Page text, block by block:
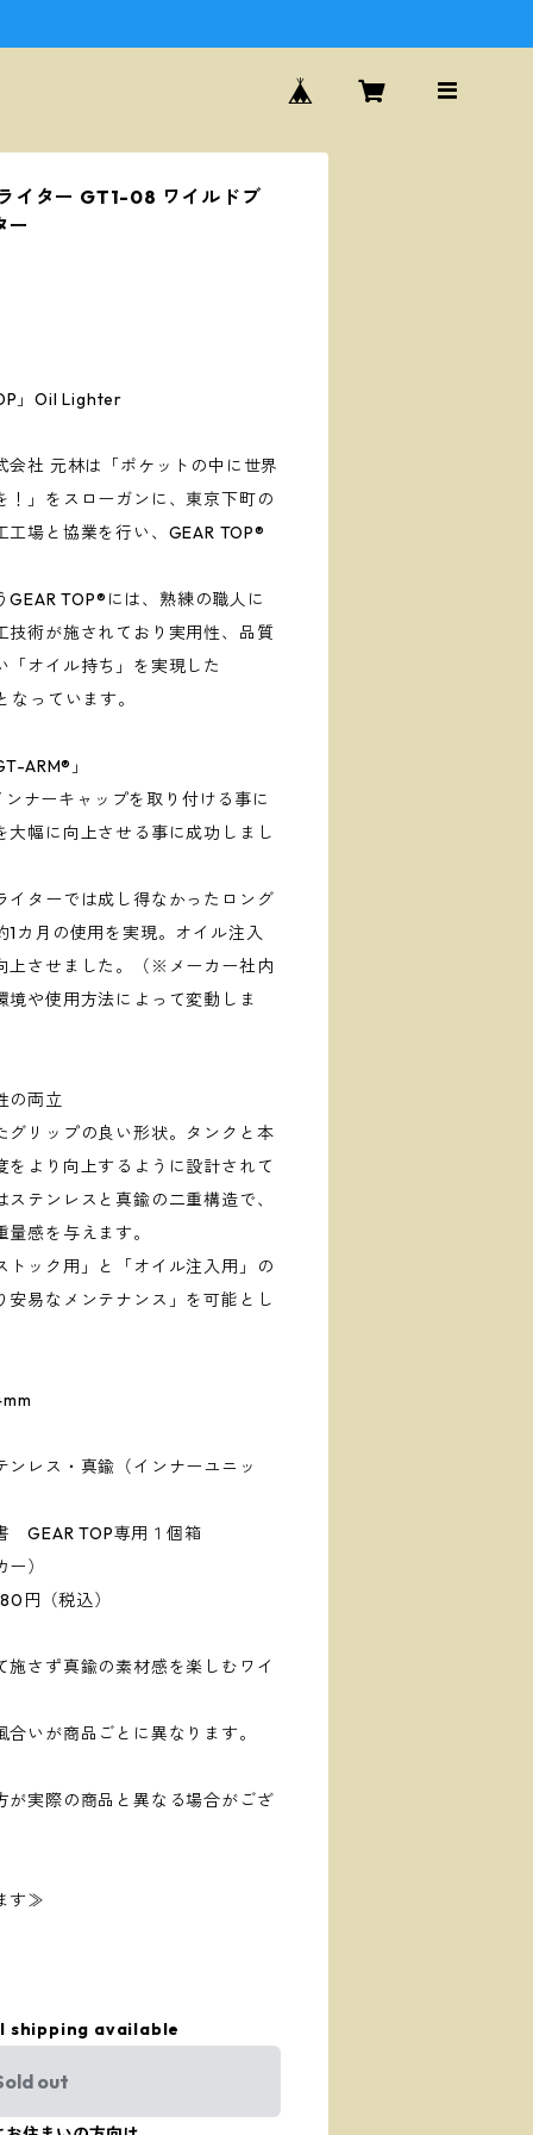
イター GT1-08 ワイルドブ
ー
」Oil Lighter
社 元林は「ポケットの中に世界
！」をスローガンに、東京下町の
場と協業を行い、GEAR TOP®
TOP®には、熟練の職人に
技術が施されており実用性、品質
オイル持ち」を実現した
っています。
ARM®」
ナーキャップを取り付ける事に
幅に向上させる事に成功しまし
イターでは成し得なかったロング
カ月の使用を実現。オイル注入
上させました。（※メーカー社内
や使用方法によって変動しま
の両立
グリップの良い形状。タンクと本
より向上するように設計されて
テンレスと真鍮の二重構造で、
感を与えます。
トック用」と「オイル注入用」の
易なメンテナンス」を可能とし
レス・真鍮（インナーユニッ
GEAR TOP専用１個箱
）
円（税込）
さず真鍮の素材感を楽しむワイ
いが商品ごとに異なります。
実際の商品と異なる場合がござ
す≫
shipping available
out